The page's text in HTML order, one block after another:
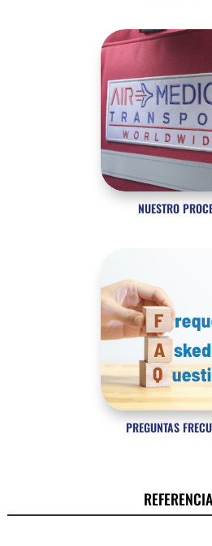
NUESTRO
PREGUNTAS